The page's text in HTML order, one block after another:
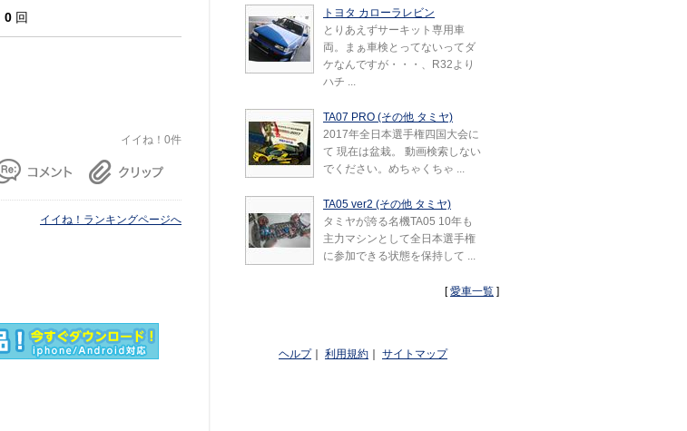
0 回
イイね！0件
イイね！ランキングページへ
トヨタ カローラレビン
とりあえずサーキット専用車
両。まぁ車検とってないってダ
ケなんですが・・・、R32より
ハチ ...
TA07 PRO (その他 タミヤ)
2017年全日本選手権四国大会に
て 現在は盆栽。 動画検索しない
でください。めちゃくちゃ ...
TA05 ver2 (その他 タミヤ)
タミヤが誇る名機TA05 10年も
主力マシンとして全日本選手権
に参加できる状態を保持して ...
[愛車一覧 ]
ヘルプ｜ 利用規約 サイトマップ